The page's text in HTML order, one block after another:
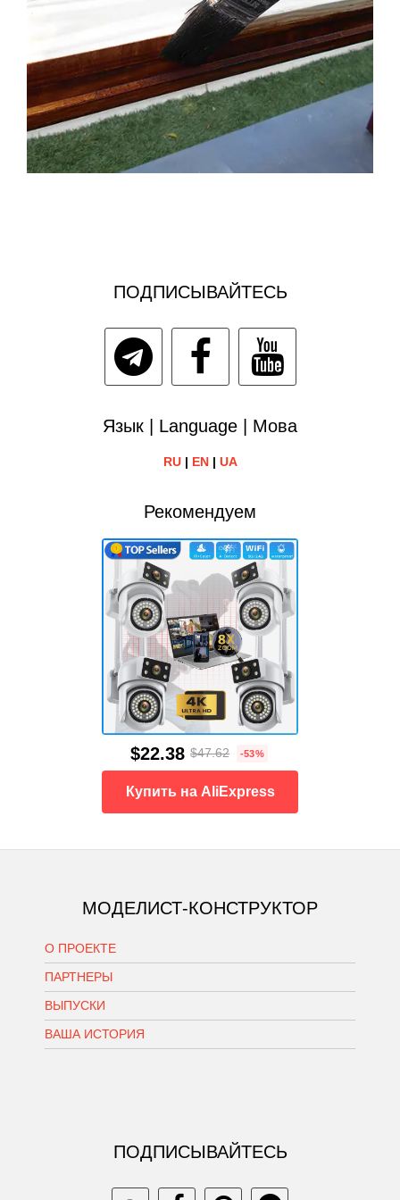
ПОДПИСЫВАЙТЕСЬ
Язык | Language | Мова
RU| EN| UA
Рекомендуем
$22.38 $47.62 -53%
Купить на AliExpress
МОДЕЛИСТ-КОНСТРУКТОР
О ПРОЕКТЕ
ПАРТНЕРЫ
ВЫПУСКИ
ВАША ИСТОРИЯ
ПОДПИСЫВАЙТЕСЬ